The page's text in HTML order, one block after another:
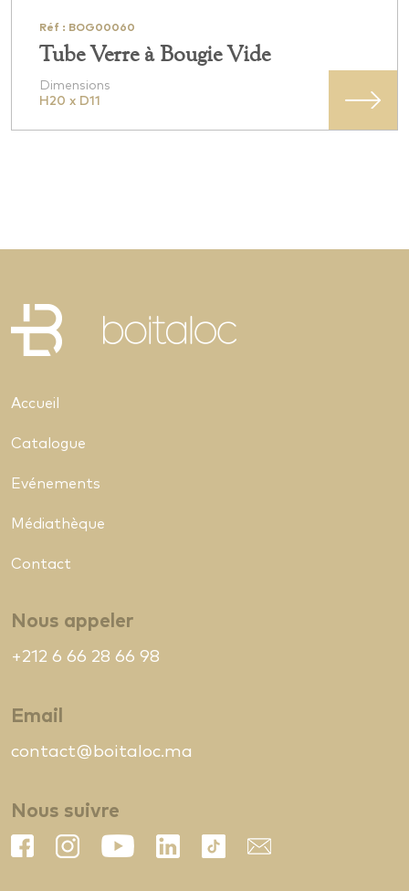
Réf : BOG00060
Tube Verre à Bougie Vide
Dimensions
H20 x D11
Accueil
Catalogue
Evénements
Médiathèque
Contact
Nous appeler
+212 6 66 28 66 98
Email
contact@boitaloc.ma
Nous suivre